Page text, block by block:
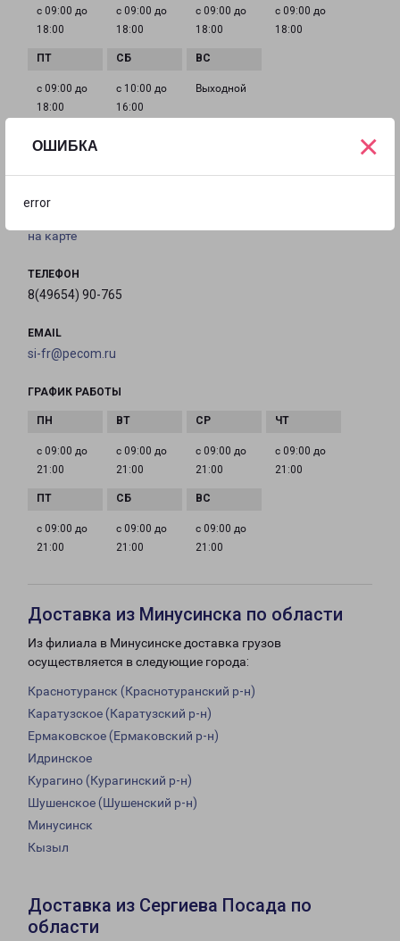
ОШИБКА
error
×
с 09:00 до
18:00
с 09:00 до
18:00
с 09:00 до
18:00
с 09:00 до
18:00
с 09:00 до
18:00
с 10:00 до
16:00
Выходной
СЕРГИЕВ ПОСАД ЦЕНТРАЛЬНАЯ 9А
на карте
ТЕЛЕФОН
8(49654) 90-765
EMAIL
si-fr@pecom.ru
ГРАФИК РАБОТЫ
с 09:00 до
21:00
с 09:00 до
21:00
с 09:00 до
21:00
с 09:00 до
21:00
с 09:00 до
21:00
с 09:00 до
21:00
с 09:00 до
21:00
Доставка из Минусинска по области
Из филиала в Минусинске доставка грузов
осуществляется в следующие города:
Краснотуранск (Краснотуранский р-н)
Каратузское (Каратузский р-н)
Ермаковское (Ермаковский р-н)
Идринское
Курагино (Курагинский р-н)
Шушенское (Шушенский р-н)
Минусинск
Кызыл
Доставка из Сергиева Посада по
области